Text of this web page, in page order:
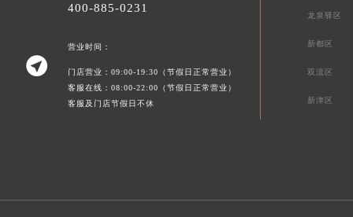
400-885-0231

营业时间：
门店营业：09:00-19:30（节假日正常营业）
客服在线：08:00-22:00（节假日正常营业）
客服及门店节假日不休
龙泉驿区
新都区
双流区
新津区